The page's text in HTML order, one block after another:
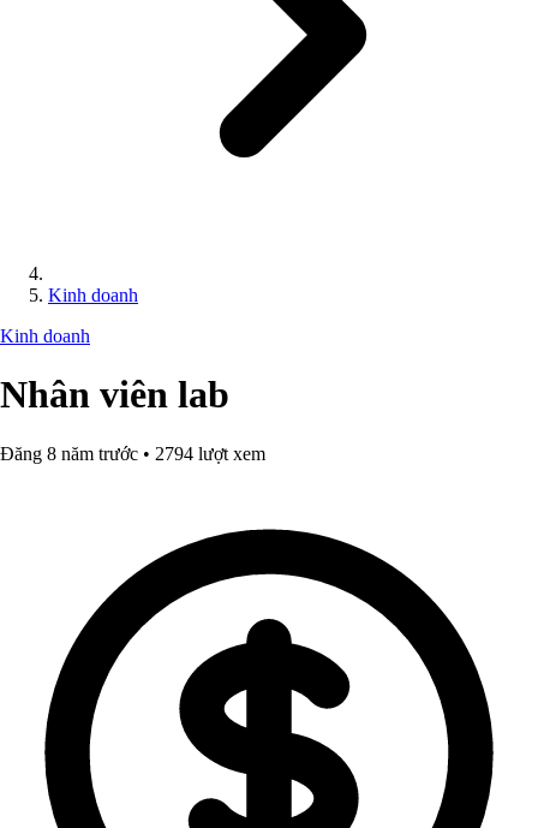
Kinh doanh
Kinh doanh
Nhân viên lab
Đăng 8 năm trước • 2794 lượt xem